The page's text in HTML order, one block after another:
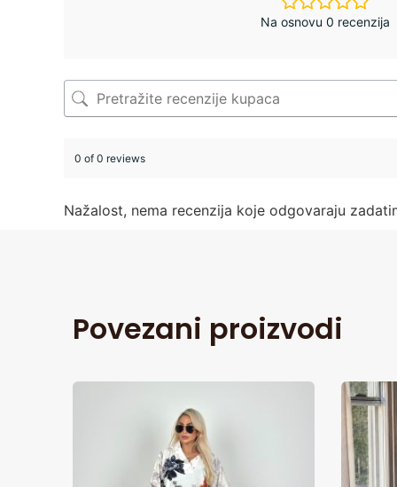
Na osnovu 0 recenzija
0 of 0 reviews
Nažalost, nema recenzija koje odgovaraju
Povezani proizvodi